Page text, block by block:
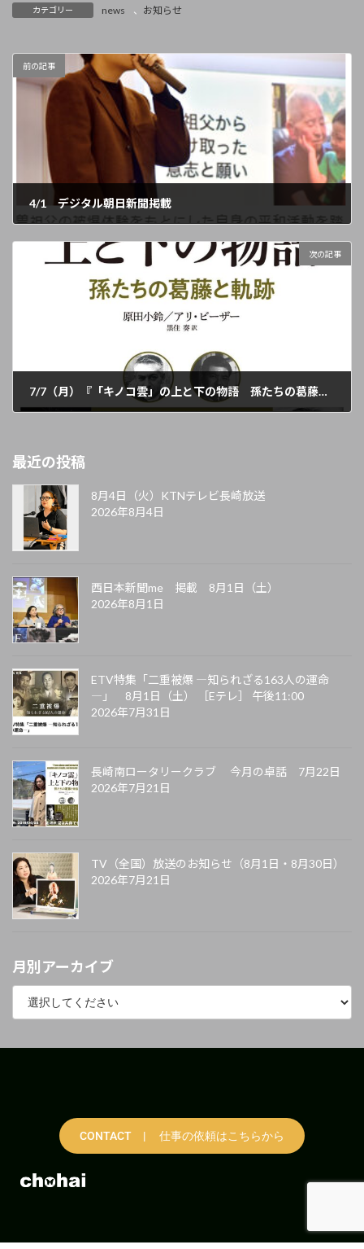
カテゴリー news 、 お知らせ
前の記事
4/1 デジタル朝日新聞掲載
次の記事
7/7（月）『「キノコ雲」の上と下の物語 孫たちの葛藤と軌跡』出版!!
最近の投稿
8月4日（火）KTNテレビ長崎放送
2026年8月4日
西日本新聞me 掲載 8月1日（土）
2026年8月1日
ETV特集「二重被爆 ―知られざる163人の運命
―」 8月1日（土） ［Eテレ］ 午後11:00
2026年7月31日
長崎南ロータリークラブ 今月の卓話 7月22日
2026年7月21日
TV（全国）放送のお知らせ（8月1日・8月30日）
2026年7月21日
月別アーカイブ
CONTACT | 仕事の依頼はこちらから